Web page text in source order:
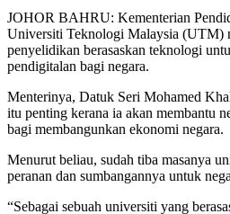
JOHOR BAHRU: Kementerian
Universiti Teknologi Malaysia (UTM)
penyelidikan berasaskan teknologi
pendigitalan bagi negara.
Menterinya, Datuk Seri Mohamed
itu penting kerana ia akan membantu
bagi membangunkan ekonomi negara.
Menurut beliau, sudah tiba masanya
peranan dan sumbangannya untuk
“Sebagai sebuah universiti yang